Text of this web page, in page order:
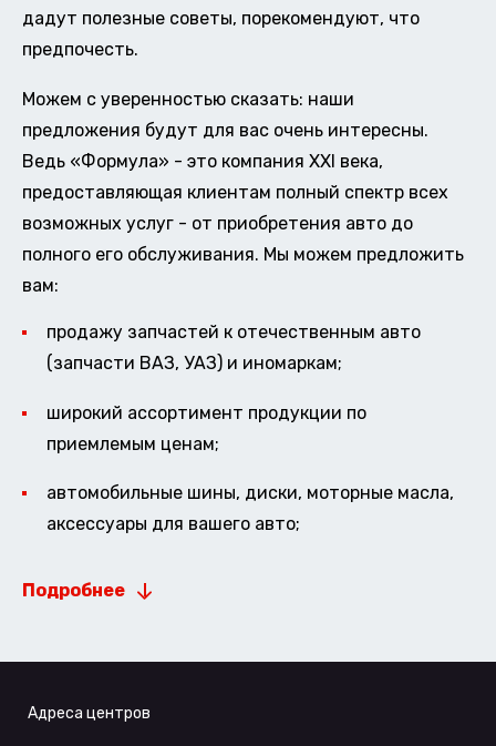
дадут полезные советы, порекомендуют, что
предпочесть.
Можем с уверенностью сказать: наши
предложения будут для вас очень интересны.
Ведь «Формула» - это компания XXI века,
предоставляющая клиентам полный спектр всех
возможных услуг - от приобретения авто до
полного его обслуживания. Мы можем предложить
вам:
продажу запчастей к отечественным авто
(запчасти ВАЗ, УАЗ) и иномаркам;
широкий ассортимент продукции по
приемлемым ценам;
автомобильные шины, диски, моторные масла,
аксессуары для вашего авто;
Подробнее
Адреса центров